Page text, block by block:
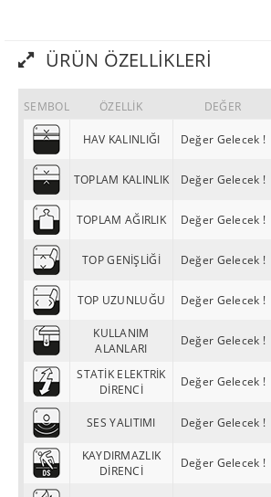
ÜRÜN ÖZELLIKLERI
SEMBOL ÖZELLİK DEĞER
HAV KALINLIĞI Değer Gelecek !
TOPLAM KALINLIK Değer Gelecek !
TOPLAM AĞIRLIK Değer Gelecek !
TOP GENİŞLİĞİ Değer Gelecek !
TOP UZUNLUĞU Değer Gelecek !
KULLANIM
ALANLARI
Değer Gelecek !
STATİK ELEKTRİK
DİRENCİ
Değer Gelecek !
SES YALITIMI Değer Gelecek !
KAYDIRMAZLIK
DİRENCİ
Değer Gelecek !